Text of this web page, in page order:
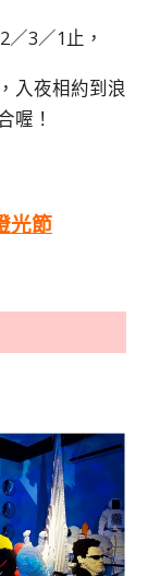
3／1止，
入夜相約到浪
喔！
光節